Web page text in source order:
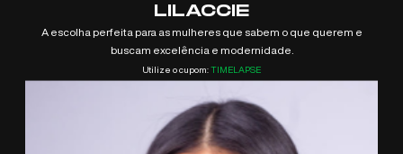
LILACCIE
A escolha perfeita para as mulheres que sabem o que querem e
buscam excelência e modernidade.
Utilize o cupom: TIMELAPSE